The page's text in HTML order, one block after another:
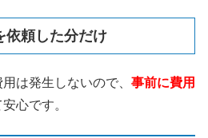
依頼した分だけ
は発生しないので、 事前に費用
安心です。